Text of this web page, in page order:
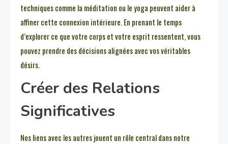
techniques comme la méditation ou le yoga peuvent aider à
affiner cette connexion intérieure. En prenant le temps
d’explorer ce que votre corps et votre esprit ressentent, vous
pouvez prendre des décisions alignées avec vos véritables
désirs.
Créer des Relations
Significatives
Nos liens avec les autres jouent un rôle central dans notre